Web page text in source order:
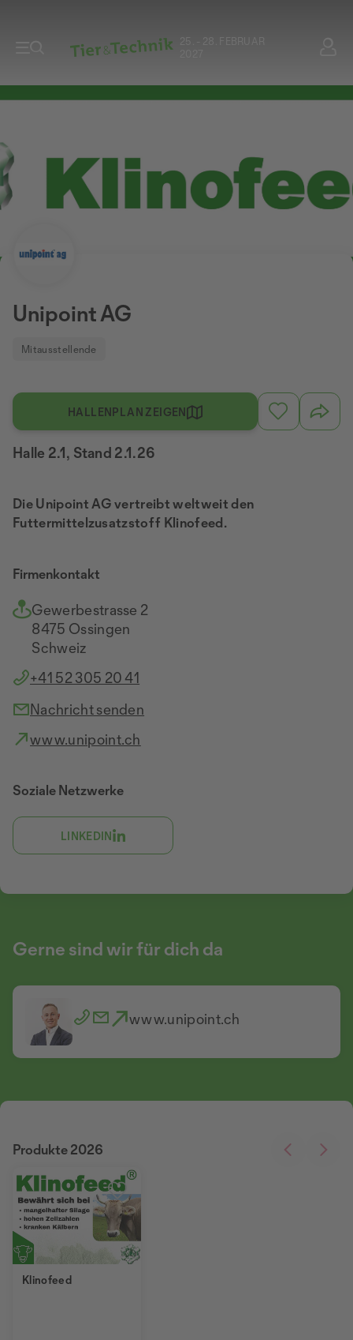
25. - 28. FEBRUAR
Unipoint AG
Mitausstellende
HALLENPLAN ZEIGEN
Halle 2.1, Stand 2.1.26
Die Unipoint AG vertreibt weltweit den
Futtermittelzusatzstoff Klinofeed.
Firmenkontakt
Gewerbestrasse 2
8475 Ossingen
Schweiz
+41 52 305 20 41
Nachricht senden
www.unipoint.ch
Soziale Netzwerke
LINKEDIN
Gerne sind wir für dich da
www.unipoint.ch
Klinofeed
Produkte 2026